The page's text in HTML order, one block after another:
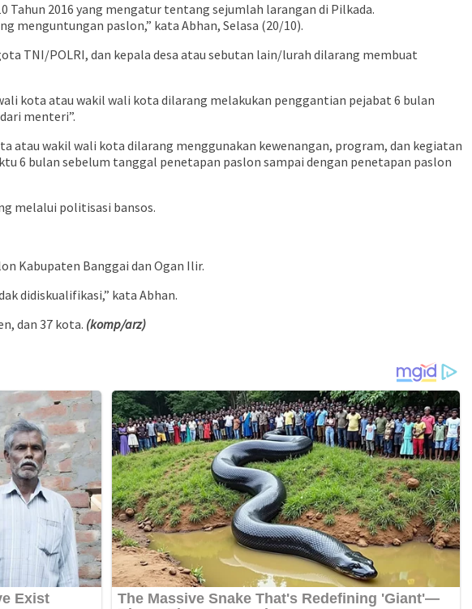
Tahun 2016 yang mengatur tentang sejumlah larangan di Pilkada.
menguntungan paslon,” kata Abhan, Selasa (20/10).
TNI/POLRI, dan kepala desa atau sebutan lain/lurah dilarang membuat
kota atau wakil wali kota dilarang melakukan penggantian pejabat 6 bulan
menteri”.
atau wakil wali kota dilarang menggunakan kewenangan, program, dan kegiatan
6 bulan sebelum tanggal penetapan paslon sampai dengan penetapan paslon
melalui politisasi bansos.
Kabupaten Banggai dan Ogan Ilir.
didiskualifikasi,” kata Abhan.
dan 37 kota. (komp/arz)